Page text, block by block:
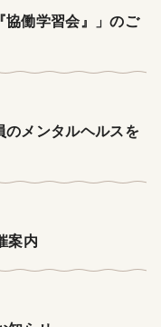
協働学習会』」のご
のメンタルヘルスを
案内